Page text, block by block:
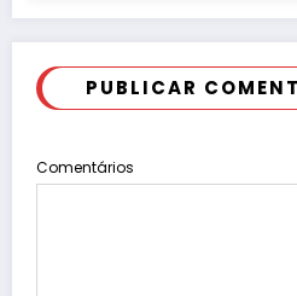
PUBLICAR
Comentários